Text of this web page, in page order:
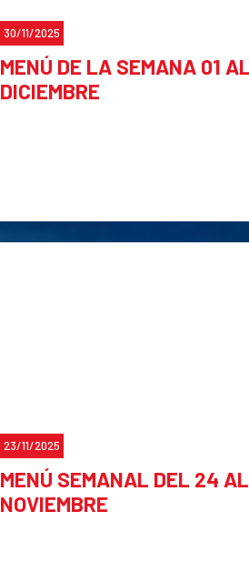
30/11/2025
MENÚ DE LA SEMANA 01
DICIEMBRE
23/11/2025
MENÚ SEMANAL DEL 24
NOVIEMBRE